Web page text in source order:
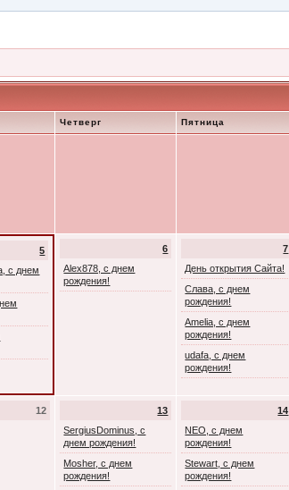
Четверг Пятница
5
с днем
6
Alex878, с днем
рождения!
7
День открытия Сайта!
Слава, с днем
рождения!
Amelia, с днем
рождения!
udafa, с днем
рождения!
12
13
SergiusDominus, с
днем рождения!
Mosher, с днем
рождения!
14
NEO, с днем
рождения!
Stewart, с днем
рождения!